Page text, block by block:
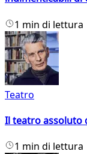
1 min di lettura
Teatro
Il teatro assoluto
1 min di lettura